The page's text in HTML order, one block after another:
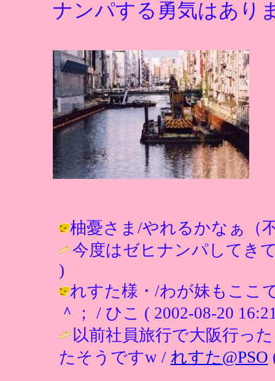
ナンパする勇気はあり
柚憂さま/やれるかなぁ（
今度はゼヒナンパしてき
)
れすた様・/わが妹もここ
＾； / ひこ ( 2002-08-20
以前社員旅行で大阪行っ
たそうですw / れすた@PSO